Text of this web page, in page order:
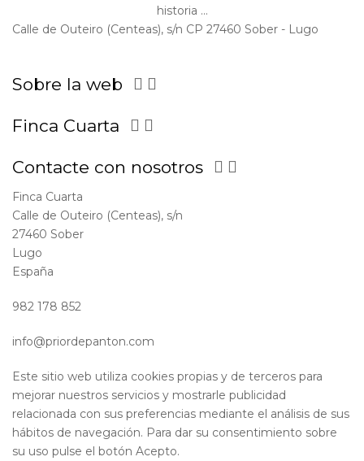
historia ...
Calle de Outeiro (Centeas), s/n CP 27460 Sober - Lugo
Sobre la web  
Finca Cuarta  
Contacte con nosotros  
Finca Cuarta
Calle de Outeiro (Centeas), s/n
27460 Sober
Lugo
España
982 178 852
info@priordepanton.com
Este sitio web utiliza cookies propias y de terceros para
mejorar nuestros servicios y mostrarle publicidad
relacionada con sus preferencias mediante el análisis de sus
hábitos de navegación. Para dar su consentimiento sobre
su uso pulse el botón Acepto.